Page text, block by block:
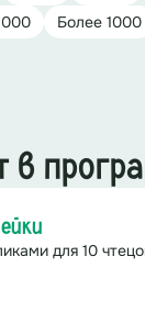
Более 1000
в
для 10